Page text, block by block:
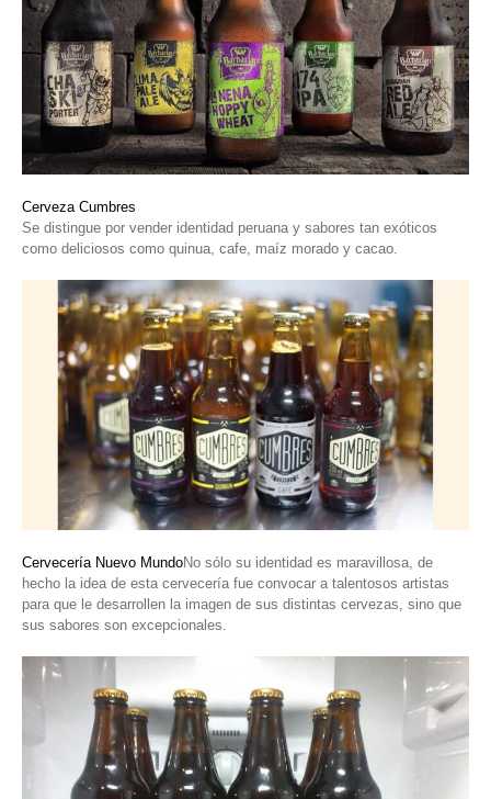
Cerveza Cumbres
Se distingue por vender identidad peruana y sabores tan exóticos
como deliciosos como quinua, cafe, maíz morado y cacao.
Cervecería Nuevo MundoNo sólo su identidad es maravillosa, de
hecho la idea de esta cervecería fue convocar a talentosos artistas
para que le desarrollen la imagen de sus distintas cervezas, sino que
sus sabores son excepcionales.